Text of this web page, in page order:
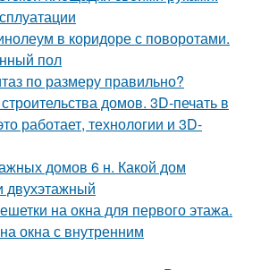
в коридоре с поворотами.
пол
по размеру правильно?
домов. 3D-печать в
работает, технологии и 3D-
домов 6 н. Какой дом
двухэтажный
на окна для первого этажа.
окна с внутренним